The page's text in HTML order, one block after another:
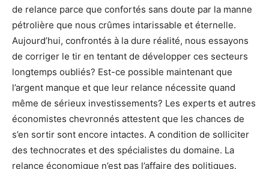
de relance parce que confortés sans doute par la manne
pétrolière que nous crûmes intarissable et éternelle.
Aujourd’hui, confrontés à la dure réalité, nous essayons
de corriger le tir en tentant de développer ces secteurs
longtemps oubliés? Est-ce possible maintenant que
l’argent manque et que leur relance nécessite quand
même de sérieux investissements? Les experts et autres
économistes chevronnés attestent que les chances de
s’en sortir sont encore intactes. A condition de solliciter
des technocrates et des spécialistes du domaine. La
relance économique n’est pas l’affaire des politiques.